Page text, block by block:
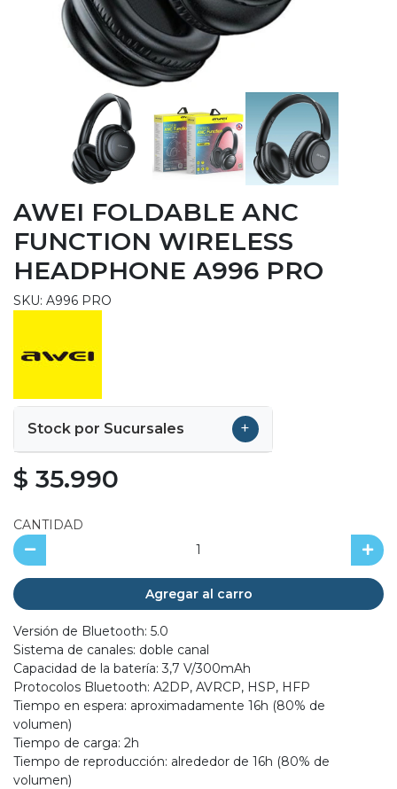
AWEI FOLDABLE ANC
FUNCTION WIRELESS
HEADPHONE A996 PRO
SKU: A996 PRO
Stock por Sucursales +
$ 35.990
CANTIDAD
Agregar al carro
Versión de Bluetooth: 5.0
Sistema de canales: doble canal
Capacidad de la batería: 3,7 V/300mAh
Protocolos Bluetooth: A2DP, AVRCP, HSP, HFP
Tiempo en espera: aproximadamente 16h (80% de
volumen)
Tiempo de carga: 2h
Tiempo de reproducción: alrededor de 16h (80% de
volumen)